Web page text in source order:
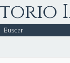
Buscar